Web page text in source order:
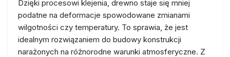
Dzięki procesowi klejenia, drewno staje się mniej
podatne na deformacje spowodowane zmianami
wilgotności czy temperatury. To sprawia, że jest
idealnym rozwiązaniem do budowy konstrukcji
narażonych na różnorodne warunki atmosferyczne. Z